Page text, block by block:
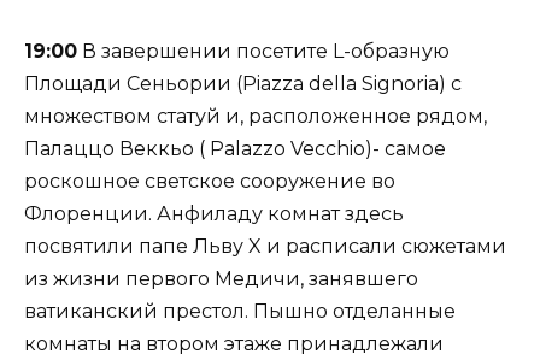
19:00 В завершении посетите L-образную
Площади Сеньории (Piazza della Signoria) с
множеством статуй и, расположенное рядом,
Палаццо Веккьо ( Palazzo Vecchio)- самое
роскошное светское сооружение во
Флоренции. Анфиладу комнат здесь
посвятили папе Льву X и расписали сюжетами
из жизни первого Медичи, занявшего
ватиканский престол. Пышно отделанные
комнаты на втором этаже принадлежали